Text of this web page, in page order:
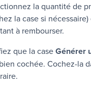
la quantité de
la case si
à rembourser.
que la caseGénérer
cochée. Cochez-la